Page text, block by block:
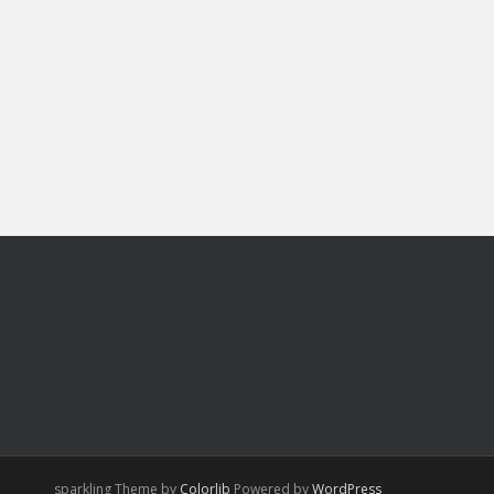
sparkling Theme by Colorlib Powered byWordPress